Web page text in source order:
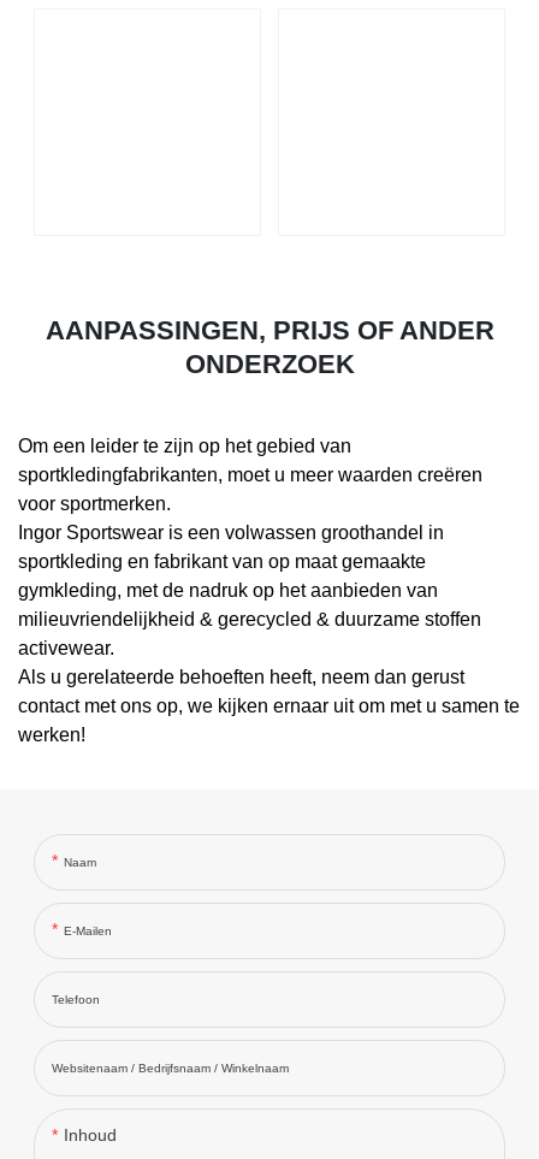
AANPASSINGEN, PRIJS OF ANDER
ONDERZOEK
Om een ​​leider te zijn op het gebied van
sportkledingfabrikanten, moet u meer waarden creëren
voor sportmerken.
Ingor Sportswear is een volwassen groothandel in
sportkleding en fabrikant van op maat gemaakte
gymkleding, met de nadruk op het aanbieden van
milieuvriendelijkheid & gerecycled & duurzame stoffen
activewear.
Als u gerelateerde behoeften heeft, neem dan gerust
contact met ons op, we kijken ernaar uit om met u samen te
werken!
Naam
E-Mailen
Telefoon
Websitenaam / Bedrijfsnaam / Winkelnaam
Inhoud